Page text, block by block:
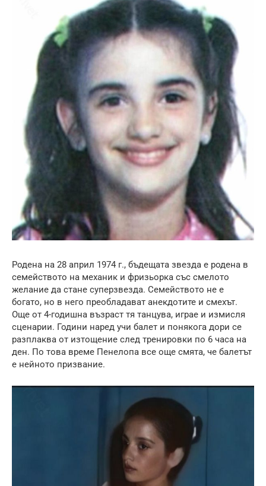
Родена на 28 април 1974 г., бъдещата звезда е родена в
семейството на механик и фризьорка със смелото
желание да стане суперзвезда. Семейството не е
богато, но в него преобладават анекдотите и смехът.
Още от 4-годишна възраст тя танцува, играе и измисля
сценарии. Години наред учи балет и понякога дори се
разплаква от изтощение след тренировки по 6 часа на
ден. По това време Пенелопа все още смята, че балетът
е нейното призвание.